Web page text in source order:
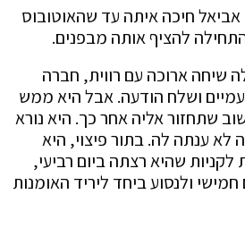
חיכה איתה עד שהאוטובוס
להציף אותה מבפנים.
שיחה ארוכה עם רווית, חברה
ושלח הודעה. אבל היא ממש
שתחזור אליה אחר כך. היא נורא
ענתה לה. בתור פיצוי, היא
שהיא רצתה ביום רביעי,
ולנסוע ביחד ליריד האומנות